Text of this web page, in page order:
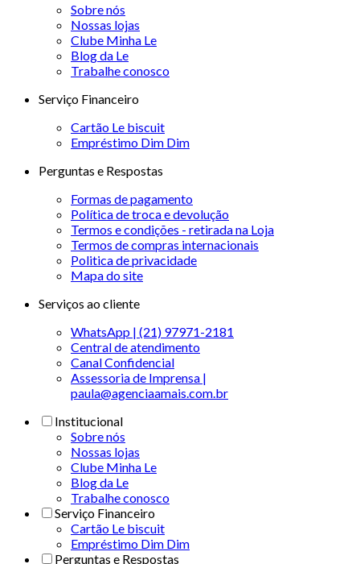
Sobre nós
Nossas lojas
Clube Minha Le
Blog da Le
Trabalhe conosco
Serviço Financeiro
Cartão Le biscuit
Empréstimo Dim Dim
Perguntas e Respostas
Formas de pagamento
Política de troca e devolução
Termos e condições - retirada na Loja
Termos de compras internacionais
Politica de privacidade
Mapa do site
Serviços ao cliente
WhatsApp | (21) 97971-2181
Central de atendimento
Canal Confidencial
Assessoria de Imprensa |
paula@agenciaamais.com.br
Institucional
Sobre nós
Nossas lojas
Clube Minha Le
Blog da Le
Trabalhe conosco
Serviço Financeiro
Cartão Le biscuit
Empréstimo Dim Dim
Perguntas e Respostas